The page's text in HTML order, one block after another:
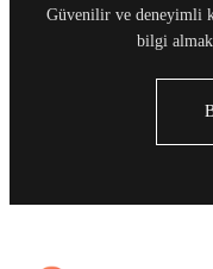
Güvenilir ve deneyimli
bilgi